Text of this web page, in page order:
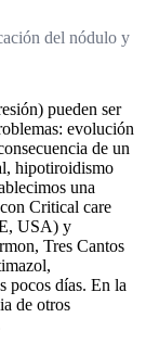
del nódulo y
pueden ser
evolución
de un
hipotiroidismo
una
Critical care
USA) y
Tres Cantos
pocos días. En la
de otros